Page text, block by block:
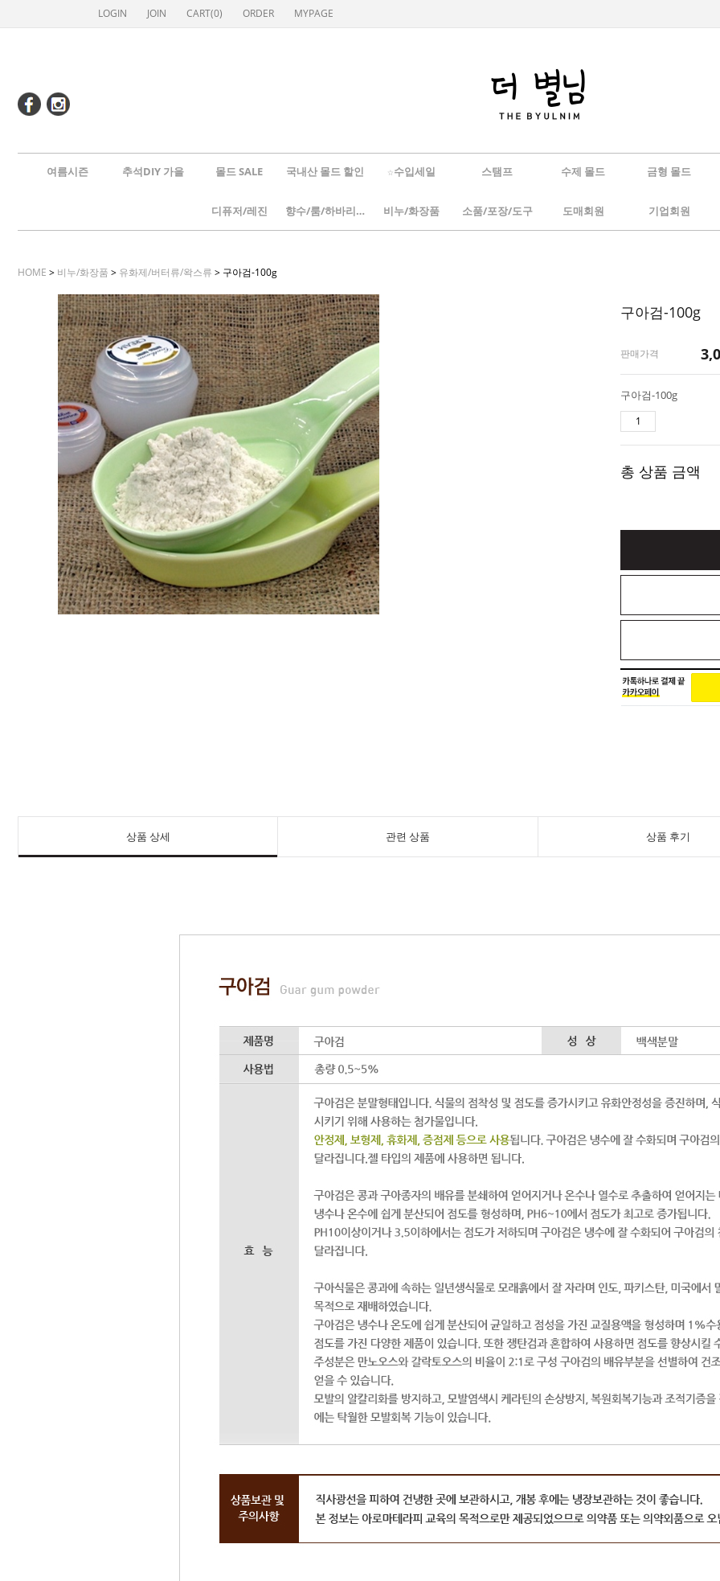
LOGIN JOIN CART(0) ORDER MYPAGE
여름시즌 추석DIY 가을 몰드 SALE 국내산 몰드 할인 ☆수입세일 스탬프 수제 몰드 금형 몰드
디퓨저/레진 향수/룸/하바리움 비누/화장품 소품/포장/도구 도매회원 기업회원
HOME > 비누/화장품 > 유화제/버터류/왁스류 > 구아검-100g
구아검-100g
판매가격
구아검-100g
총 상품 금액
상품 상세 관련 상품 상품 후기